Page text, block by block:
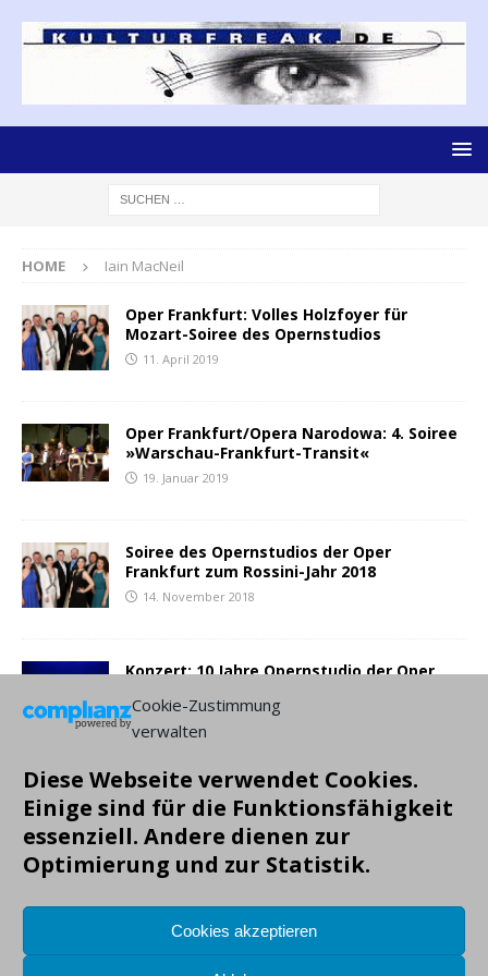
Cookie-Zustimmung
verwalten
Diese Webseite verwendet Cookies.
Einige sind für die Funktionsfähigkeit
essenziell. Andere dienen zur
Optimierung und zur Statistik.
Cookies akzeptieren
HOME Iain MacNeil
Oper Frankfurt: Volles Holzfoyer für
Mozart-Soiree des Opernstudios
11. April 2019
Oper Frankfurt/Opera Narodowa: 4. Soiree
»Warschau-Frankfurt-Transit«
19. Januar 2019
Soiree des Opernstudios der Oper
Frankfurt zum Rossini-Jahr 2018
14. November 2018
Konzert: 10 Jahre Opernstudio der Oper
6. September 2018
NEUESTE BEITRÄGE: